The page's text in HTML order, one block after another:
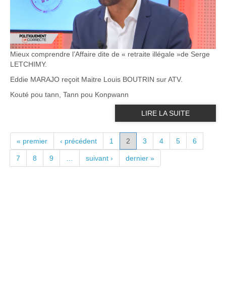
Mieux comprendre l’Affaire dite de « retraite illégale »de Serge
LETCHIMY.
Eddie MARAJO reçoit Maitre Louis BOUTRIN sur ATV.
Kouté pou tann, Tann pou Konpwann
LIRE LA SUITE
PAGES
« premier ‹ précédent 1 2 3 4 5 6
7 8 9 suivant › dernier »